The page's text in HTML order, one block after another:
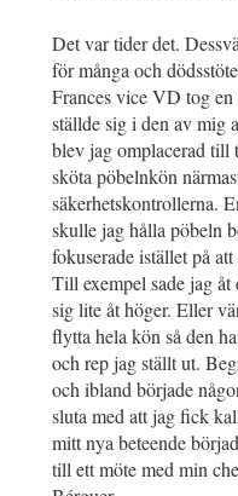
Det var tider det.
för många och
Frances vice VD tog
ställde sig i den av mig
blev jag omplacerad till
sköta pöbelnkön
säkerhetskontrollerna.
skulle jag hålla pöbeln
fokuserade istället på
Till exempel sade jag
sig lite åt höger. Eller
flytta hela kön så den
och rep jag ställt ut.
och ibland började
sluta med att jag fick
mitt nya beteende
till ett möte med min